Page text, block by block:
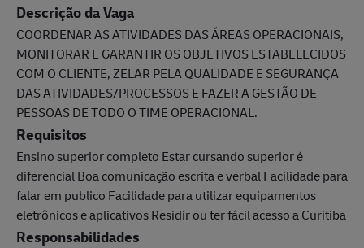
Descrição da Vaga
COORDENAR AS ATIVIDADES DAS ÁREAS OPERACIONAIS,
MONITORAR E GARANTIR OS OBJETIVOS ESTABELECIDOS
COM O CLIENTE, ZELAR PELA QUALIDADE E SEGURANÇA
DAS ATIVIDADES/PROCESSOS E FAZER A GESTÃO DE
PESSOAS DE TODO O TIME OPERACIONAL.
Requisitos
Ensino superior completo Estar cursando superior é
diferencial Boa comunicação escrita e verbal Facilidade para
falar em publico Facilidade para utilizar equipamentos
eletrônicos e aplicativos Residir ou ter fácil acesso a Curitiba
Responsabilidades